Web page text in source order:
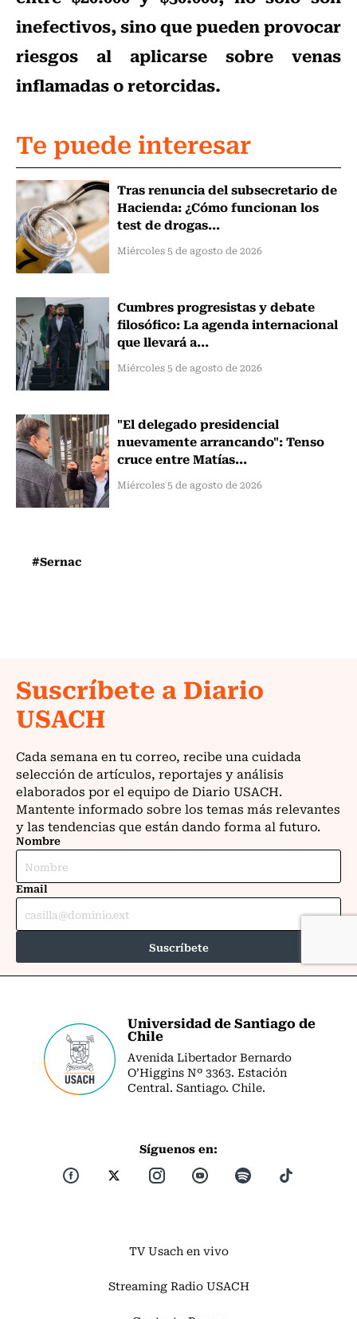
inefectivos, sino que pueden provocar
riesgos al aplicarse sobre venas
inflamadas o retorcidas.
Te puede interesar
Tras renuncia del subsecretario de
Hacienda: ¿Cómo funcionan los
test de drogas...
Miércoles 5 de agosto de 2026
Cumbres progresistas y debate
filosófico: La agenda internacional
que llevará a...
Miércoles 5 de agosto de 2026
"El delegado presidencial
nuevamente arrancando": Tenso
cruce entre Matías...
Miércoles 5 de agosto de 2026
#Sernac
Universidad de Santiago de
Chile
Avenida Libertador Bernardo
O’Higgins Nº 3363. Estación
Central. Santiago. Chile.
Síguenos en:
TV Usach en vivo
Streaming Radio USACH